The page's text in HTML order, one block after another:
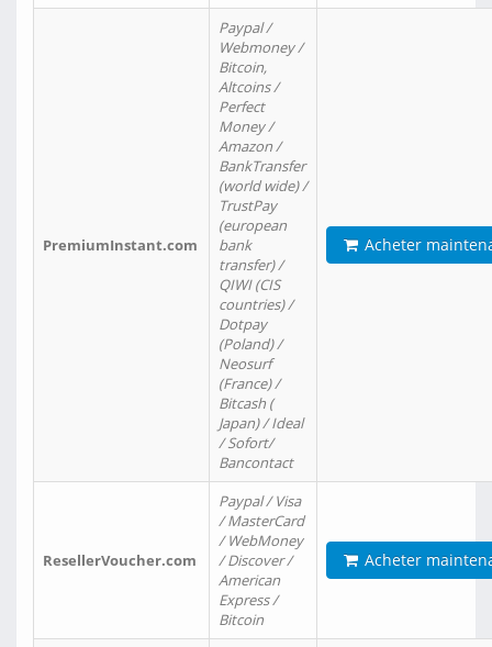
PremiumInstant.com
Paypal /
Webmoney /
Bitcoin,
Altcoins /
Perfect
Money /
Amazon /
BankTransfer
(world wide) /
TrustPay
(european
bank
transfer) /
QIWI (CIS
countries) /
Dotpay
(Poland) /
Neosurf
(France) /
Bitcash (
Japan) / Ideal
/ Sofort/
Bancontact
Acheter
ResellerVoucher.com
Paypal / Visa
/ MasterCard
/ WebMoney
/ Discover /
American
Express /
Bitcoin
Acheter